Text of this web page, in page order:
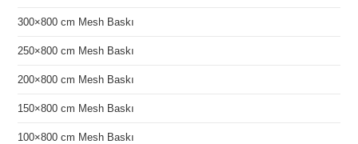
300×800 cm Mesh Baskı
250×800 cm Mesh Baskı
200×800 cm Mesh Baskı
150×800 cm Mesh Baskı
100×800 cm Mesh Baskı